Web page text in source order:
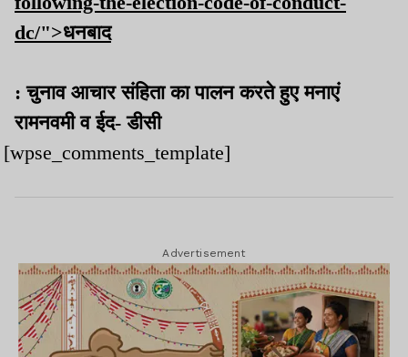
dc/">धनबाद
: चुनाव आचार संहिता का पालन करते हुए मनाएं
रामनवमी व ईद- डीसी
[wpse_comments_template]
Advertisement